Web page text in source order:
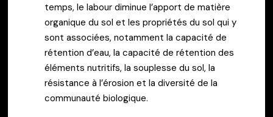
temps, le labour diminue l’apport de matière
organique du sol et les propriétés du sol qui y
sont associées, notamment la capacité de
rétention d’eau, la capacité de rétention des
éléments nutritifs, la souplesse du sol, la
résistance à l’érosion et la diversité de la
communauté biologique.